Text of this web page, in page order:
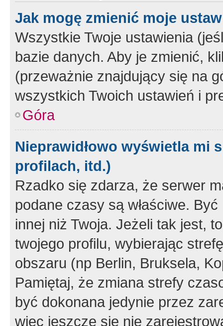
Jak mogę zmienić moje
Wszystkie Twoje ustawienia
bazie danych. Aby je zmienić,
(przeważnie znajdujący się na
wszystkich Twoich ustawień i
Góra
Nieprawidłowo wyświetla mi
profilach, itd.)
Rzadko się zdarza, że serwer
podane czasy są właściwe.
innej niż Twoja. Jeżeli tak jest,
twojego profilu, wybierając
obszaru (np Berlin, Bruksela,
Pamiętaj, że zmiana strefy
być dokonana jedynie przez
więc jeszcze się nie